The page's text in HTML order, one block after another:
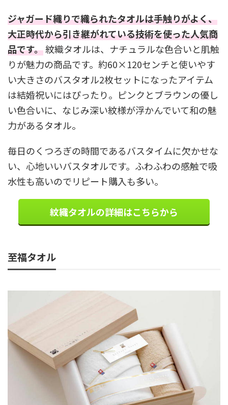
ジャガード織りで織られたタオルは手触りがよく、
大正時代から引き継がれている技術を使った人気商
品です。紋織タオルは、ナチュラルな色合いと肌触
りが魅力の商品です。約60×120センチと使いやす
い大きさのバスタオル2枚セットになったアイテム
は結婚祝いにはぴったり。ピンクとブラウンの優し
い色合いに、なじみ深い紋様が浮かんでいて和の魅
力があるタオル。
毎日のくつろぎの時間であるバスタイムに欠かせな
い、心地いいバスタオルです。ふわふわの感触で吸
水性も高いのでリピート購入も多い。
紋織タオルの詳細はこちらから
至福タオル